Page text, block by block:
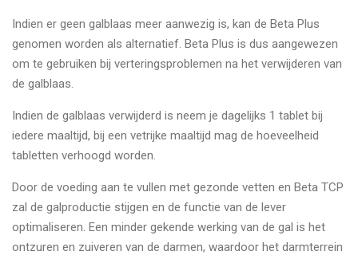
Indien er geen galblaas meer aanwezig is, kan de Beta Plus
genomen worden als alternatief. Beta Plus is dus aangewezen
om te gebruiken bij verteringsproblemen na het verwijderen van
de galblaas.
Indien de galblaas verwijderd is neem je dagelijks 1 tablet bij
iedere maaltijd, bij een vetrijke maaltijd mag de hoeveelheid
tabletten verhoogd worden.
Door de voeding aan te vullen met gezonde vetten en Beta TCP
zal de galproductie stijgen en de functie van de lever
optimaliseren. Een minder gekende werking van de gal is het
ontzuren en zuiveren van de darmen, waardoor het darmterrein